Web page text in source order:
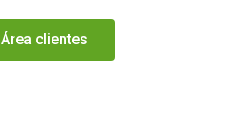
Área clientes